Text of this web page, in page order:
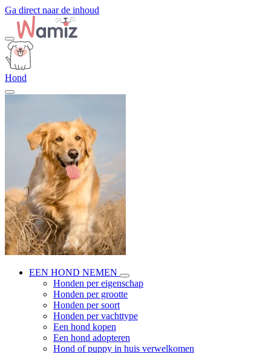
Ga direct naar de inhoud
Hond
EEN HOND NEMEN
Honden per eigenschap
Honden per grootte
Honden per soort
Honden per vachttype
Een hond kopen
Een hond adopteren
Hond of puppy in huis verwelkomen